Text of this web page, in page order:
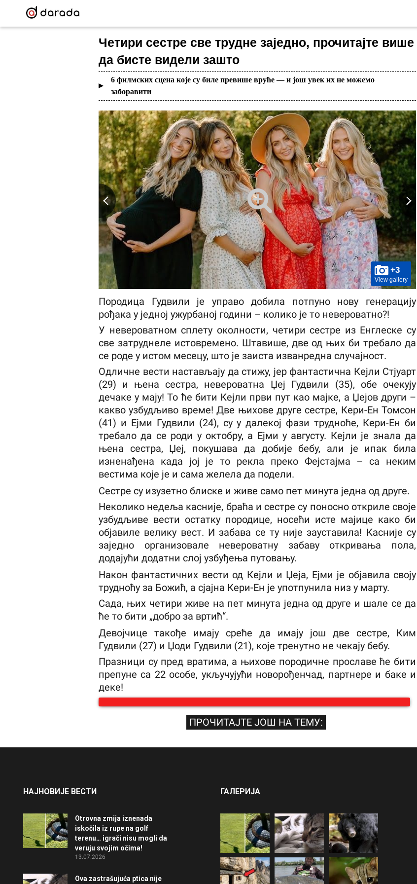
Четири сестре све трудне заједно, прочитајте више
да бисте видели зашто
6 филмских сцена које су биле превише вруће — и још увек их не можемо
заборавити
+3
View gallery
Породица Гудвили је управо добила потпуно нову генерацију
рођака у једној ужурбаној години – колико је то невероватно?!
У невероватном сплету околности, четири сестре из Енглеске су
све затруднеле истовремено. Штавише, две од њих би требало да
се роде у истом месецу, што је заиста изванредна случајност.
Одличне вести настављају да стижу, јер фантастична Кејли Стјуарт
(29) и њена сестра, невероватна Џеј Гудвили (35), обе очекују
дечаке у мају! То ће бити Кејли први пут као мајке, а Џејов други –
какво узбудљиво време! Две њихове друге сестре, Кери-Ен Томсон
(41) и Ејми Гудвили (24), су у далекој фази трудноће, Кери-Ен би
требало да се роди у октобру, а Ејми у августу. Кејли је знала да
њена сестра, Џеј, покушава да добије бебу, али је ипак била
изненађена када јој је то рекла преко Фејстајма – са неким
вестима које је и сама желела да подели.
Сестре су изузетно блиске и живе само пет минута једна од друге.
Неколико недеља касније, браћа и сестре су поносно откриле своје
узбудљиве вести остатку породице, носећи исте мајице како би
објавиле велику вест. И забава се ту није зауставила! Касније су
заједно организовале невероватну забаву откривања пола,
додајући додатни слој узбуђења путовању.
Након фантастичних вести од Кејли и Џеја, Ејми је објавила своју
трудноћу за Божић, а сјајна Кери-Ен је употпунила низ у марту.
Сада, њих четири живе на пет минута једна од друге и шале се да
ће то бити „добро за вртић“.
Девојчице такође имају среће да имају још две сестре, Ким
Гудвили (27) и Џоди Гудвили (21), које тренутно не чекају бебу.
Празници су пред вратима, а њихове породичне прославе ће бити
препуне са 22 особе, укључујући новорођенчад, партнере и баке и
деке!
ПРОЧИТАЈТЕ ЈОШ НА ТЕМУ:
НАЈНОВИЈЕ ВЕСТИ
Otrovna zmija iznenada
iskočila iz rupe na golf
terenu… igrači nisu mogli da
veruju svojim očima!
13.07.2026
Ova zastrašujuća ptica nije
ГАЛЕРИЈА